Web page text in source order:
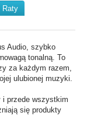
Raty
Audio, szybko
tonalną. To
za każdym razem,
ulubionej muzyki.
przede wszystkim
się produkty